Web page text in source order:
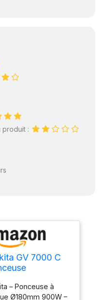
produit :
GV 7000 C
900W
– Ponceuse à
Ø180mm 900W –